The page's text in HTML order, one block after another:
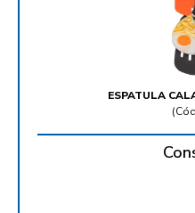
ESPATULA
(